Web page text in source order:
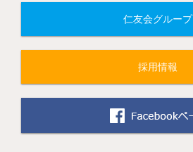
仁友会グループ
採用情報